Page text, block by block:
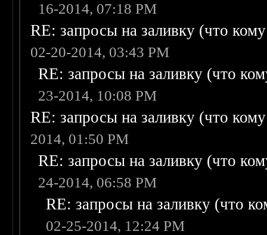
16-2014, 07:18 PM
RE: запросы на заливку (что
02-20-2014, 03:43 PM
RE: запросы на заливку (что
23-2014, 10:08 PM
RE: запросы на заливку (что
2014, 01:50 PM
RE: запросы на заливку (что
24-2014, 06:58 PM
RE: запросы на заливку (что
02-25-2014, 12:24 PM